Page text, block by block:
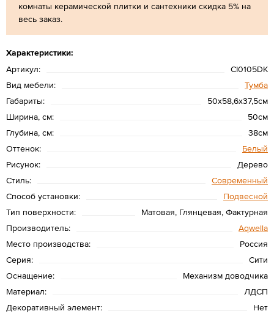
комнаты керамической плитки и сантехники скидка 5% на
весь заказ.
Характеристики:
Артикул:
CI0105DK
Вид мебели:
Тумба
Габариты:
50х58,6х37,5см
Ширина, см:
50см
Глубина, см:
38см
Оттенок:
Белый
Рисунок:
Дерево
Стиль:
Современный
Способ установки:
Подвесной
Тип поверхности:
Матовая, Глянцевая, Фактурная
Производитель:
Aqwella
Место производства:
Россия
Серия:
Сити
Оснащение:
Механизм доводчика
Материал:
ЛДСП
Декоративный элемент:
Нет